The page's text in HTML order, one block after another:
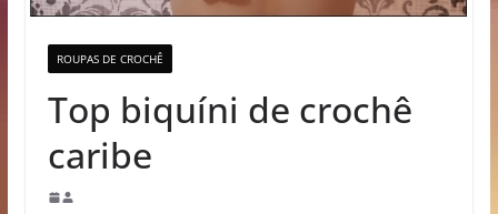
ROUPAS DE CROCHÊ
Top biquíni de crochê
caribe